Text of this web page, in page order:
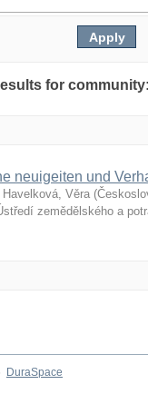
for
neuigeiten und
Havelková, Věra (
zemědělského a
DuraSpace